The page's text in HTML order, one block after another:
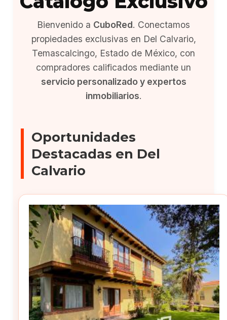
Bienvenido a CuboRed. Conectamos
propiedades exclusivas en Del Calvario,
Temascalcingo, Estado de México, con
compradores calificados mediante un
servicio personalizado y expertos
inmobiliarios.
Oportunidades
Destacadas en Del
Calvario